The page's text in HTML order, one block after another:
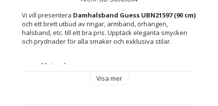
Vi vill presentera Damhalsband Guess UBN21597 (90 cm)
och ett brett utbud av ringar, armband, örhängen,
halsband, etc. till ett bra pris. Upptäck eleganta smycken
och prydnader för alla smaker och exklusiva stilar.
Material:
Guldpläterade rostfritt stål
Visa mer